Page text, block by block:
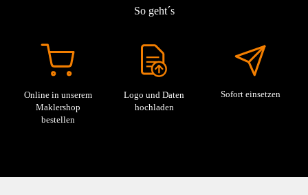
So geht´s
Online in unserem
Maklershop
bestellen
Logo und Daten
hochladen
Sofort einsetzen